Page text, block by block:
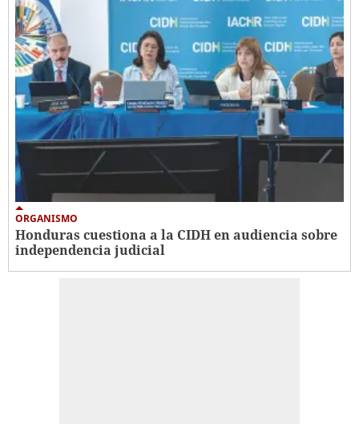
ORGANISMO
Honduras cuestiona a la CIDH en audiencia sobre
independencia judicial